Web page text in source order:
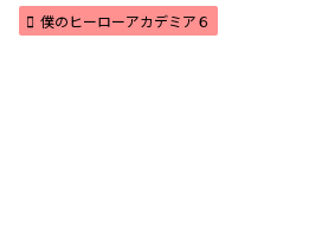
僕のヒーローアカデミア６